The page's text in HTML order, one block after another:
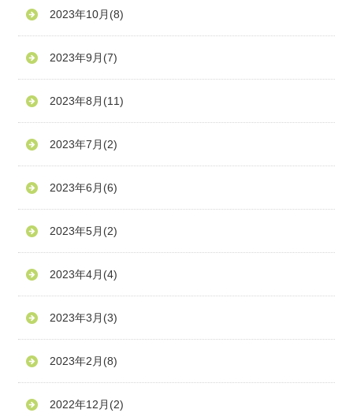
2023年10月 (8)
2023年9月 (7)
2023年8月 (11)
2023年7月 (2)
2023年6月 (6)
2023年5月 (2)
2023年4月 (4)
2023年3月 (3)
2023年2月 (8)
2022年12月 (2)